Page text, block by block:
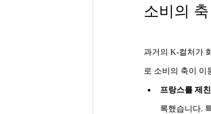
소비의
과거의 K-컬처가
로 소비의 축이 이
프랑스를 제
록했습니다.